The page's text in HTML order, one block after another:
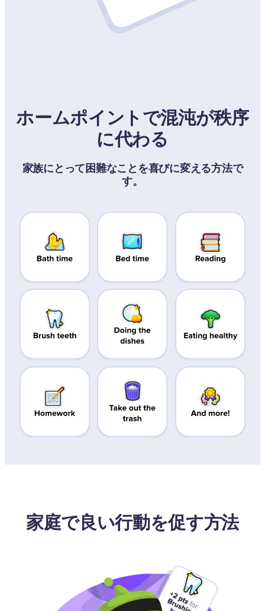
ホームポイントで混沌が秩序
に代わる
家族にとって困難なことを喜びに変える方法で
す。
家庭で良い行動を促す方法